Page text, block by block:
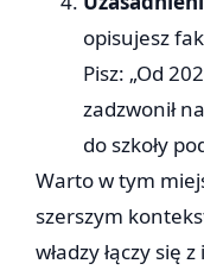
opisujesz
Pisz: „Od
zadzwonił
do szkoły
Warto w tym
szerszym
władzy łączy się